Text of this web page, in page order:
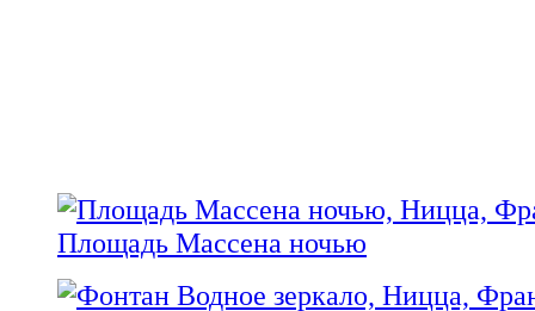
Площадь Массена ночью